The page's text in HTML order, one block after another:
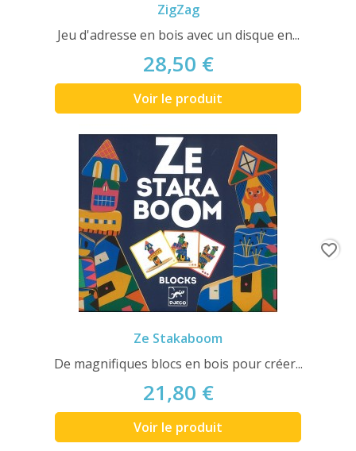
ZigZag
Jeu d'adresse en bois avec un disque en...
28,50 €
Voir le produit
Ze Stakaboom
De magnifiques blocs en bois pour créer...
21,80 €
Voir le produit
favorite_border